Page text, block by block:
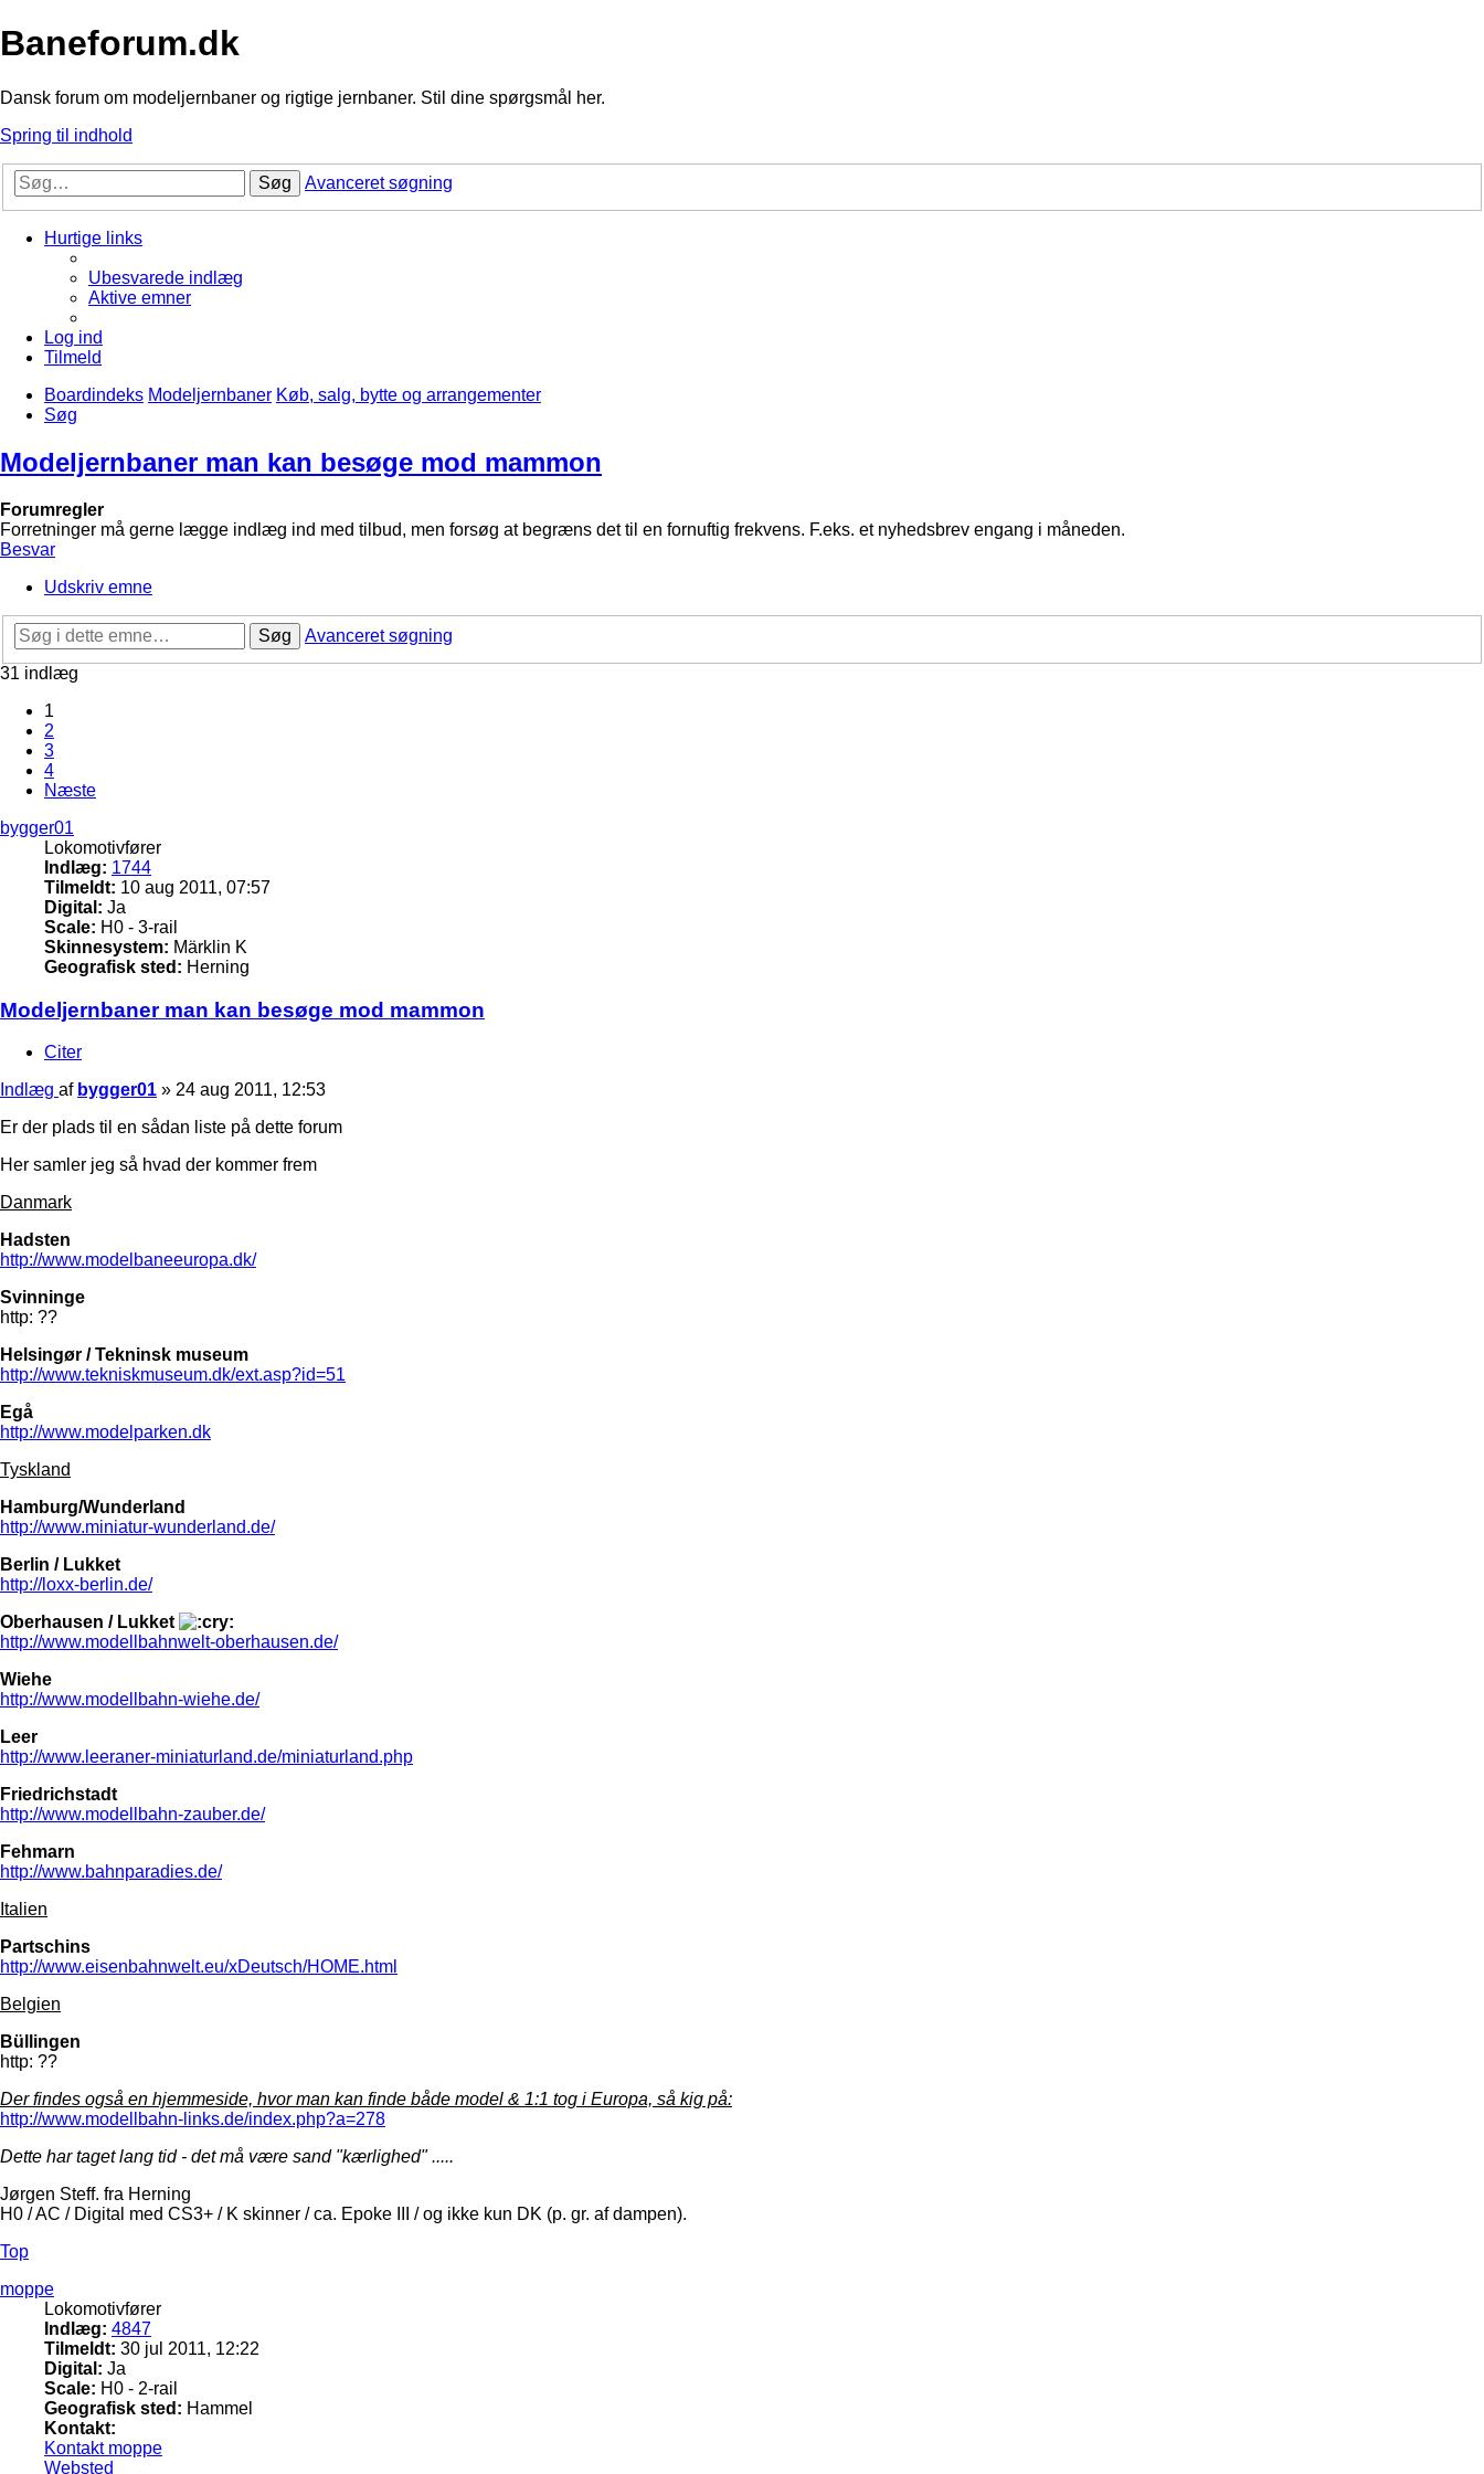
Baneforum.dk
Dansk forum om modeljernbaner og rigtige jernbaner. Stil dine spørgsmål her.
Spring til indhold
Søg Avanceret søgning
Hurtige links
Ubesvarede indlæg
Aktive emner
Log ind
Tilmeld
Boardindeks Modeljernbaner Køb, salg, bytte og arrangementer
Søg
Modeljernbaner man kan besøge mod mammon
Forumregler
Forretninger må gerne lægge indlæg ind med tilbud, men forsøg at begræns det til en fornuftig frekvens. F.eks. et nyhedsbrev engang i måneden.
Besvar
Udskriv emne
Søg
Avanceret søgning
31 indlæg
1
2
3
4
Næste
bygger01
Lokomotivfører
Indlæg: 1744
Tilmeldt: 10 aug 2011, 07:57
Digital: Ja
Scale: H0 - 3-rail
Skinnesystem: Märklin K
Geografisk sted: Herning
Modeljernbaner man kan besøge mod mammon
Citer
Indlæg af bygger01 » 24 aug 2011, 12:53
Er der plads til en sådan liste på dette forum
Her samler jeg så hvad der kommer frem
Danmark
Hadsten
http://www.modelbaneeuropa.dk/
Svinninge
http: ??
Helsingør / Tekninsk museum
http://www.tekniskmuseum.dk/ext.asp?id=51
Egå
http://www.modelparken.dk
Tyskland
Hamburg/Wunderland
http://www.miniatur-wunderland.de/
Berlin / Lukket
http://loxx-berlin.de/
Oberhausen / Lukket
http://www.modellbahnwelt-oberhausen.de/
Wiehe
http://www.modellbahn-wiehe.de/
Leer
http://www.leeraner-miniaturland.de/miniaturland.php
Friedrichstadt
http://www.modellbahn-zauber.de/
Fehmarn
http://www.bahnparadies.de/
Italien
Partschins
http://www.eisenbahnwelt.eu/xDeutsch/HOME.html
Belgien
Büllingen
http: ??
Der findes også en hjemmeside, hvor man kan finde både model & 1:1 tog i Europa, så kig på:
http://www.modellbahn-links.de/index.php?a=278
Dette har taget lang tid - det må være sand "kærlighed" .....
Jørgen Steff. fra Herning
H0 / AC / Digital med CS3+ / K skinner / ca. Epoke III / og ikke kun DK (p. gr. af dampen).
Top
moppe
Lokomotivfører
Indlæg: 4847
Tilmeldt: 30 jul 2011, 12:22
Digital: Ja
Scale: H0 - 2-rail
Geografisk sted: Hammel
Kontakt:
Kontakt moppe
Websted